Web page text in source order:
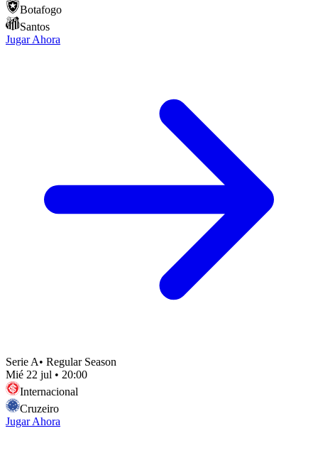
Botafogo
Santos
Jugar Ahora
Serie A• Regular Season
Mié 22 jul • 20:00
Internacional
Cruzeiro
Jugar Ahora